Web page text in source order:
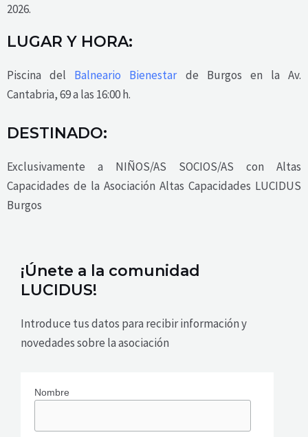
2026.
LUGAR Y HORA:
Piscina del Balneario Bienestarde Burgos en la Av.
Cantabria, 69 a las 16:00 h.
DESTINADO:
Exclusivamente a NIÑOS/AS SOCIOS/AS con Altas
Capacidades de la Asociación Altas Capacidades LUCIDUS
Burgos
¡Únete a la comunidad
LUCIDUS!
Introduce tus datos para recibir información y
novedades sobre la asociación
Nombre